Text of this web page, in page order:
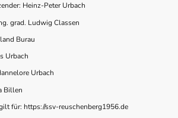
Heinz-Peter Urbach
grad. Ludwig Classen
Burau
Urbach
Urbach
Billen
für: https://ssv-reuschenberg1956.de